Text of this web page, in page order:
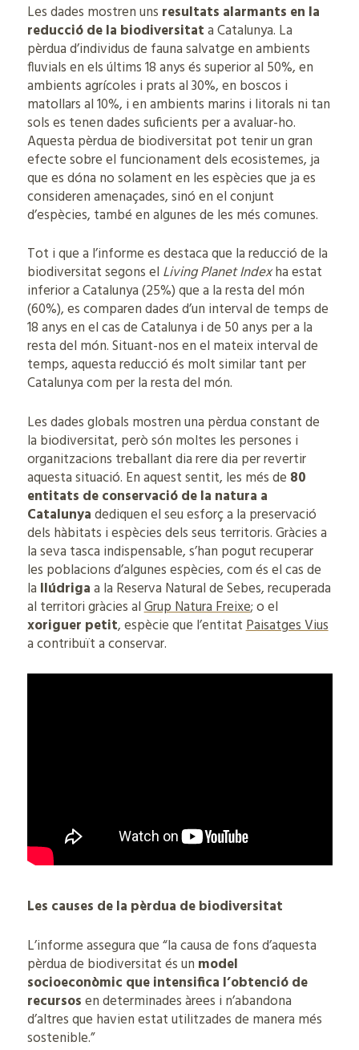
Les dades mostren uns resultats alarmants en la
reducció de la biodiversitata Catalunya. La
pèrdua d’individus de fauna salvatge en ambients
fluvials en els últims 18 anys és superior al 50%, en
ambients agrícoles i prats al 30%, en boscos i
matollars al 10%, i en ambients marins i litorals ni tan
sols es tenen dades suficients per a avaluar-ho.
Aquesta pèrdua de biodiversitat pot tenir un gran
efecte sobre el funcionament dels ecosistemes, ja
que es dóna no solament en les espècies que ja es
consideren amenaçades, sinó en el conjunt
d’espècies, també en algunes de les més comunes.
Tot i que a l’informe es destaca que la reducció de la
biodiversitat segons el Living Planet Indexha estat
inferior a Catalunya (25%) que a la resta del món
(60%), es comparen dades d’un interval de temps de
18 anys en el cas de Catalunya i de 50 anys per a la
resta del món. Situant-nos en el mateix interval de
temps, aquesta reducció és molt similar tant per
Catalunya com per la resta del món.
Les dades globals mostren una pèrdua constant de
la biodiversitat, però són moltes les persones i
organitzacions treballant dia rere dia per revertir
aquesta situació. En aquest sentit, les més de 80
entitats de conservació de la natura a
Catalunyadediquen el seu esforç a la preservació
dels hàbitats i espècies dels seus territoris. Gràcies a
la seva tasca indispensable, s’han pogut recuperar
les poblacions d’algunes espècies, com és el cas de
la llúdrigaa la Reserva Natural de Sebes, recuperada
al territori gràcies alGrup Natura Freixe; o el
xoriguer petit, espècie que l’entitatPaisatges Vius
a contribuït a conservar.
Les causes de la pèrdua de biodiversitat
L’informe assegura que “la causa de fons d’aquesta
pèrdua de biodiversitat és un model
socioeconòmic que intensifica l’obtenció de
recursosen determinades àrees i n’abandona
d’altres que havien estat utilitzades de manera més
sostenible.”